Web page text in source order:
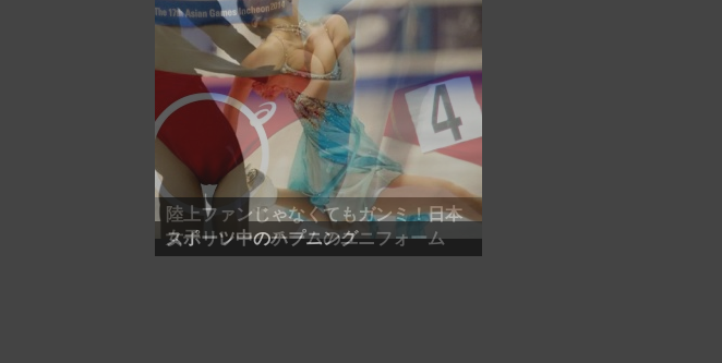
スポーツ中のハプニング